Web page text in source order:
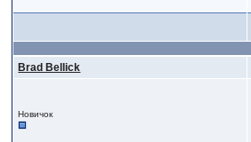
Brad Bellick
Новичок